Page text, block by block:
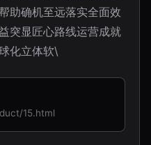
助确机至远落实全面效
突显匠心路线运营成就
化立体软\
15.html